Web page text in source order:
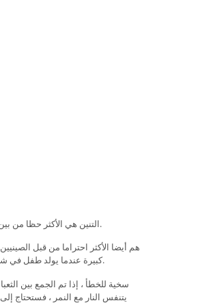
التنين هي الأكثر حظا من بين جميع العلامات.
هم أيضا الأكثر احتراما من قبل
كبيرة عندما يولد طفل في شهر التنين القوي.
سخية للخطأ ، إذا تم الجمع بين
يتنفس النار مع النمر ، فستحتاج